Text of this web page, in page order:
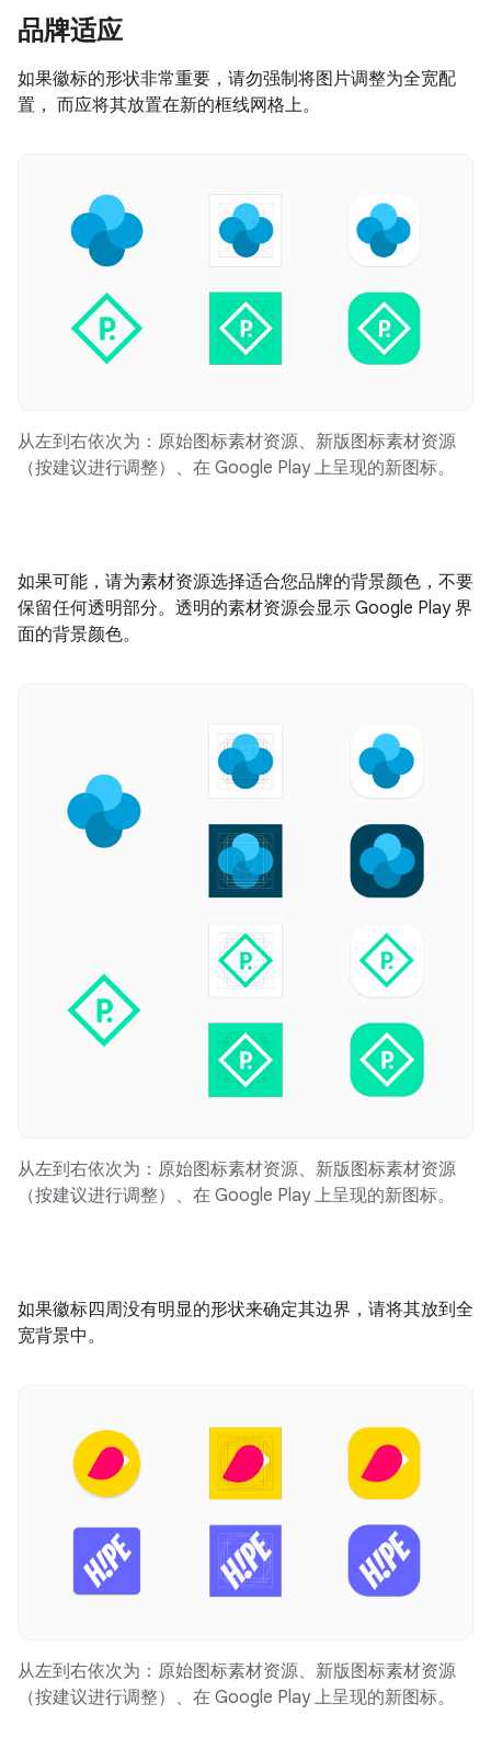
品牌适应
如果徽标的形状非常重要，请勿强制将图片调整为全宽配
置， 而应将其放置在新的框线网格上。
从左到右依次为：原始图标素材资源、新版图标素材资源
（按建议进行调整）、在 Google Play 上呈现的新图标。
如果可能，请为素材资源选择适合您品牌的背景颜色，不要
保留任何透明部分。透明的素材资源会显示 Google Play 界
面的背景颜色。
从左到右依次为：原始图标素材资源、新版图标素材资源
（按建议进行调整）、在 Google Play 上呈现的新图标。
如果徽标四周没有明显的形状来确定其边界，请将其放到全
宽背景中。
从左到右依次为：原始图标素材资源、新版图标素材资源
（按建议进行调整）、在 Google Play 上呈现的新图标。